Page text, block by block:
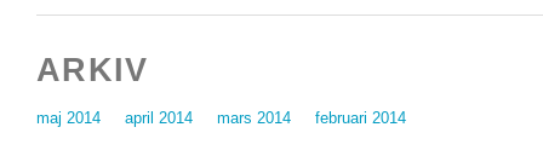
ARKIV
maj 2014 april 2014 mars 2014 februari 2014